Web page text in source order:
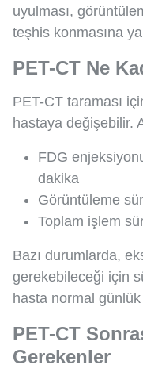
uyulması,
teşhis konmasına
PET-CT Ne
PET-CT taraması
hastaya değişebilir.
FDG
dakika
Görüntüleme
Toplam işlem
Bazı durumlarda,
gerekebileceği için
hasta normal
PET-CT
Gerekenler